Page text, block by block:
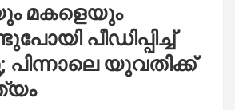
മകളെയും
പീഡിപ്പിച്ച്
പിന്നാലെ യുവതിക്ക്